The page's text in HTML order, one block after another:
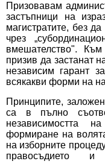
Призовавам
застъпници на
магистратите, без
чрез
вмешателство". Към
призив да застанат
независим гарант
всякакви форми на
Принципите,
са в пълно
независимостта
формиране на
на изборните
правосъдието